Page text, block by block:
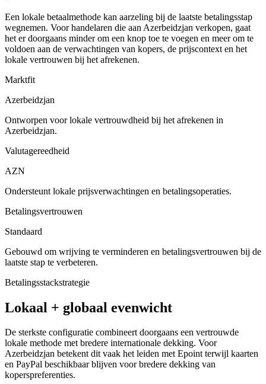
Een lokale betaalmethode kan aarzeling bij de laatste betalingsstap
wegnemen. Voor handelaren die aan Azerbeidzjan verkopen, gaat
het er doorgaans minder om een knop toe te voegen en meer om te
voldoen aan de verwachtingen van kopers, de prijscontext en het
lokale vertrouwen bij het afrekenen.
Marktfit
Azerbeidzjan
Ontworpen voor lokale vertrouwdheid bij het afrekenen in
Azerbeidzjan.
Valutagereedheid
AZN
Ondersteunt lokale prijsverwachtingen en betalingsoperaties.
Betalingsvertrouwen
Standaard
Gebouwd om wrijving te verminderen en betalingsvertrouwen bij de
laatste stap te verbeteren.
Betalingsstackstrategie
Lokaal + globaal evenwicht
De sterkste configuratie combineert doorgaans een vertrouwde
lokale methode met bredere internationale dekking. Voor
Azerbeidzjan betekent dit vaak het leiden met Epoint terwijl kaarten
en PayPal beschikbaar blijven voor bredere dekking van
koperspreferenties.